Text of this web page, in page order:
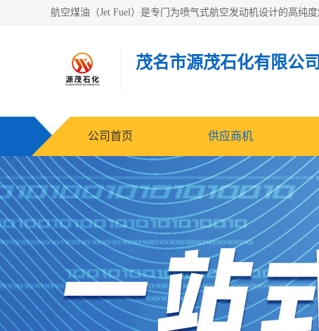
茂名市源茂石化有限公司
公司首页 供应商机